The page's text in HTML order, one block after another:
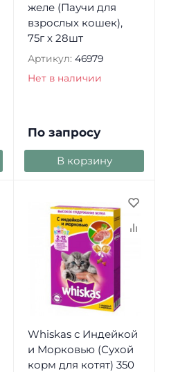
желе (Паучи для
взрослых кошек),
75г х 28шт
Артикул: 46979
Нет в наличии
По запросу
В корзину
Whiskas с Индейкой
и Морковью (Сухой
корм для котят) 350